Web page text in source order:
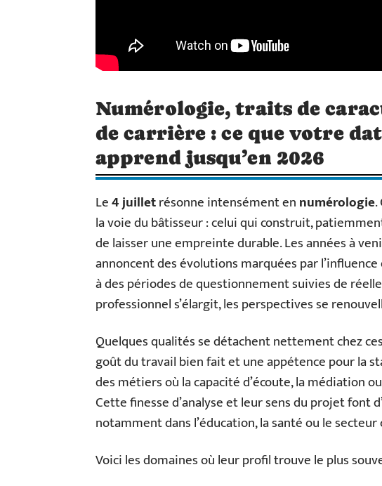
Numérologie, traits de
de carrière : ce que votre
apprend jusqu’en 2026
Le4 juilletrésonne intensément ennumérologie.
la voie du bâtisseur : celui qui construit,
de laisser une empreinte durable. Les années à
annoncent des évolutions marquées par l’influence
à des périodes de questionnement suivies de
professionnel s’élargit, les perspectives se
Quelques qualités se détachent nettement chez
goût du travail bien fait et une appétence pour la
des métiers où la capacité d’écoute, la médiation
Cette finesse d’analyse et leur sens du projet font
notamment dans l’éducation, la santé ou le
Voici les domaines où leur profil trouve le plus